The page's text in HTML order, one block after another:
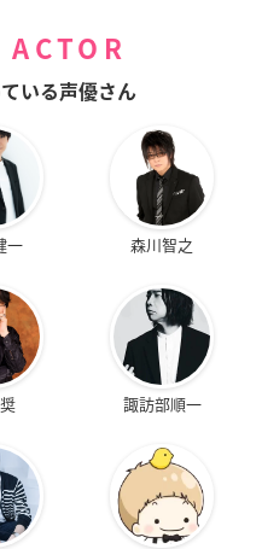
いる声優さん
一 森川智之
諏訪部順一